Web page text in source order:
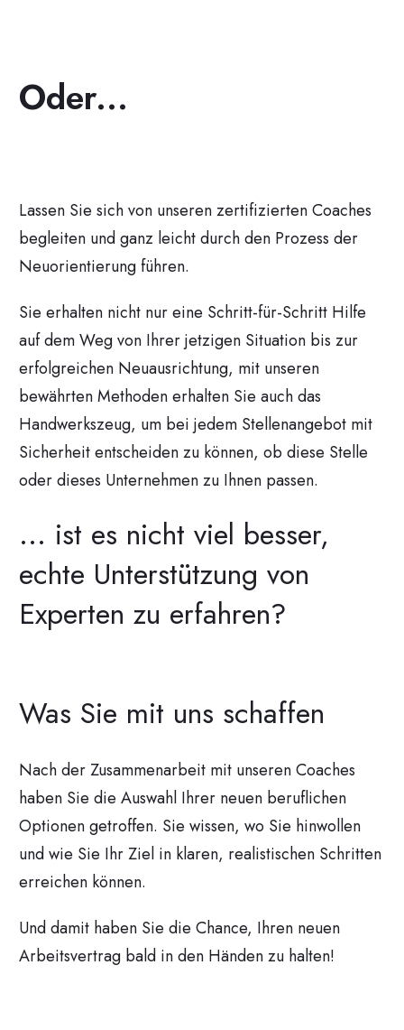
Oder...
Lassen Sie sich von unseren zertifizierten Coaches
begleiten und ganz leicht durch den Prozess der
Neuorientierung führen.
Sie erhalten nicht nur eine Schritt-für-Schritt Hilfe
auf dem Weg von Ihrer jetzigen Situation bis zur
erfolgreichen Neuausrichtung, mit unseren
bewährten Methoden erhalten Sie auch das
Handwerkszeug, um bei jedem Stellenangebot mit
Sicherheit entscheiden zu können, ob diese Stelle
oder dieses Unternehmen zu Ihnen passen.
... ist es nicht viel besser,
echte Unterstützung von
Experten zu erfahren?
Was Sie mit uns schaffen
Nach der Zusammenarbeit mit unseren Coaches
haben Sie die Auswahl Ihrer neuen beruflichen
Optionen getroffen. Sie wissen, wo Sie hinwollen
und wie Sie Ihr Ziel in klaren, realistischen Schritten
erreichen können.
Und damit haben Sie die Chance, Ihren neuen
Arbeitsvertrag bald in den Händen zu halten!